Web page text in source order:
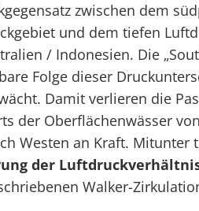
zwischen dem
und dem tiefen
/ Indonesien. Die
Folge dieser
Damit verlieren die
der Oberflächenwässer
Westen an Kraft.
der
Walker-